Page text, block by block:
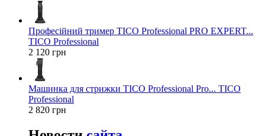
Професійний тример TICO Professional PRO EXPERT...
TICO Professional
2 120 грн
Машинка для стрижки TICO Professional Pro... TICO
Professional
2 820 грн